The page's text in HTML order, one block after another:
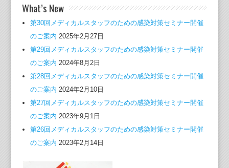
What’s New
第30回メディカルスタッフのための感染対策セミナー開催
のご案内 2025年2月27日
第29回メディカルスタッフのための感染対策セミナー開催
のご案内 2024年8月2日
第28回メディカルスタッフのための感染対策セミナー開催
のご案内 2024年2月10日
第27回メディカルスタッフのための感染対策セミナー開催
のご案内 2023年9月1日
第26回メディカルスタッフのための感染対策セミナー開催
のご案内 2023年2月14日